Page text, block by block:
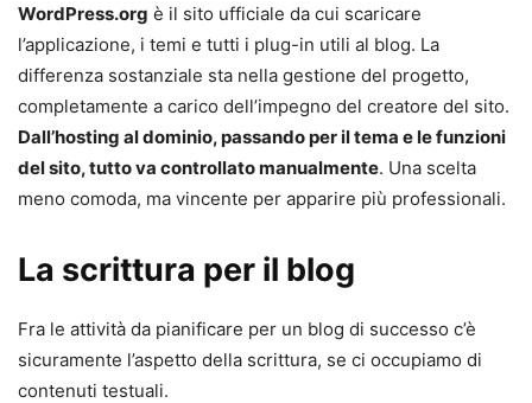
WordPress.org è il sito ufficiale da cui scaricare
l’applicazione, i temi e tutti i plug-in utili al blog. La
differenza sostanziale sta nella gestione del progetto,
completamente a carico dell’impegno del creatore del sito.
Dall’hosting al dominio, passando per il tema e le funzioni
del sito, tutto va controllato manualmente. Una scelta
meno comoda, ma vincente per apparire più professionali.
La scrittura per il blog
Fra le attività da pianificare per un blog di successo c’è
sicuramente l’aspetto della scrittura, se ci occupiamo di
contenuti testuali.